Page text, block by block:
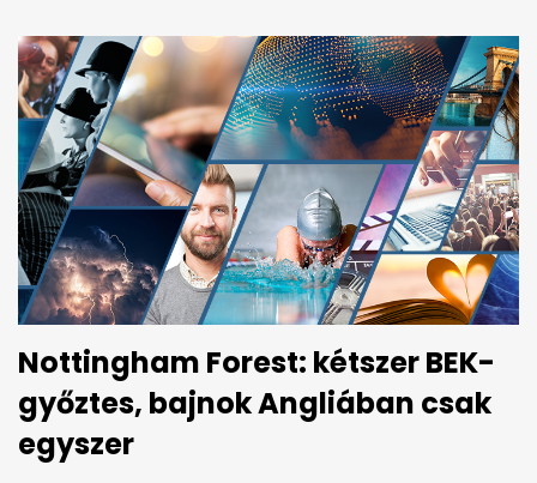
Nottingham Forest: kétszer BEK-
győztes, bajnok Angliában csak
egyszer